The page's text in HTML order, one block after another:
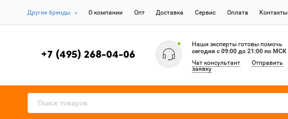
Другие бренды О компании Опт Доставка Сервис Оплата Контакты
+7 (495) 268-04-06
Наши эксперты готовы помочь
сегодня c 09:00 до 21:00 по МСК
Чат консультант
Отправить
заявку